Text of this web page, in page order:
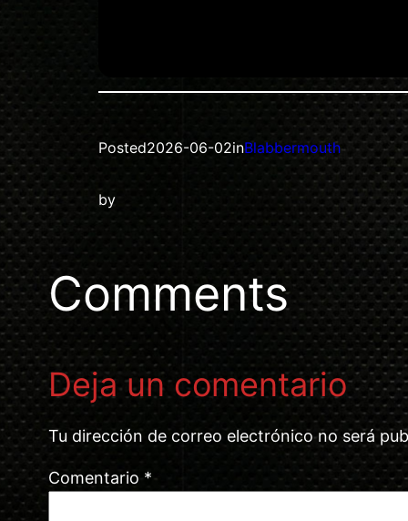
Posted2026-06-02inBlabbermouth
by
Comments
Deja un comentario
Tu dirección de correo electrónico no será
Comentario *